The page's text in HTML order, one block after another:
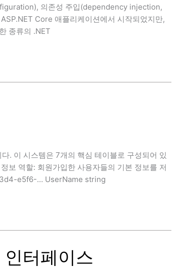
의존성 주입(dependency injection,
Core 애플리케이션에서 시작되었지만,
종류의 .NET
. 이 시스템은 7개의 핵심 테이블로 구성되어 있
보 역할: 회원가입한 사용자들의 기본 정보를 저
e5f6-… UserName string
터페이스